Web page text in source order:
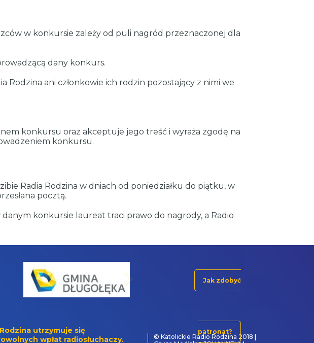
w konkursie zależy od puli nagród przeznaczonej dla
dany konkurs.
Rodzina ani członkowie ich rodzin pozostający z nimi we
konkursu oraz akceptuje jego treść i wyraża zgodę na
konkursu.
Radia Rodzina w dniach od poniedziałku do piątku, w
pocztą.
konkursie laureat traci prawo do nagrody, a Radio
Jak zdobyć
patronat?
utrzymuje się
wpłat radiosłuchaczy.
© Katolickie Radio Rodzina 2018 |